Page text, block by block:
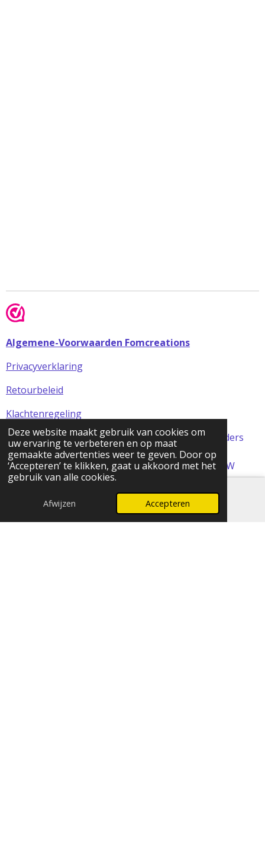
Deze website maakt gebruik van cookies om
uw ervaring te verbeteren en op maat
gemaakte advertenties weer te geven. Door op
‘Accepteren’ te klikken, gaat u akkoord met het
gebruik van alle cookies.
Afwijzen Accepteren
Algemene-Voorwaarden Fomcreations
Privacyverklaring
Retourbeleid
Klachtenregeling
Alle prijzen in de webshop zijn incl BTW (tenzij anders
aangegeven)
© 2024 FOMCreations, KvK Utrecht 70316023 . BTW
NL858256356B01
E-mailadres